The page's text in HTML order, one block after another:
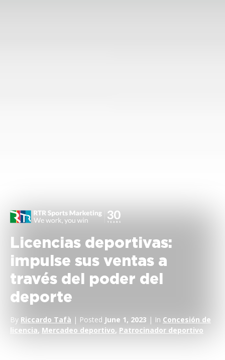
Licencias deportivas:
impulse sus ventas a
través del poder del
deporte
By Riccardo Tafà | Posted June 1, 2023 | In Concesión de
licencia, Mercadeo deportivo, Patrocinador deportivo